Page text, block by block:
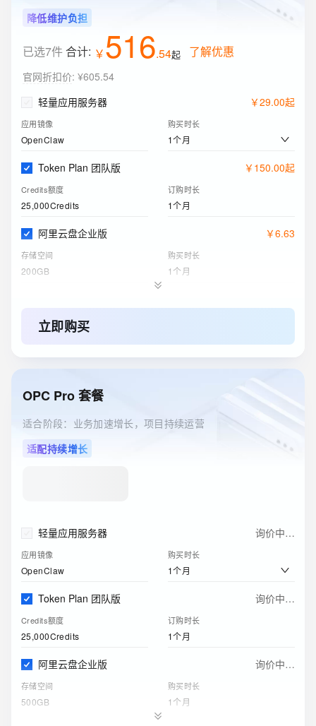
降低维护负担
已选7件合计: ￥516.54起 了解优惠
官网折扣价: ¥605.54
轻量应用服务器
￥29.00起
应用镜像
OpenClaw
购买时长
1个月
Token Plan 团队版 ￥ 150.00起
Credits额度
25,000Credits
订购时长
1个月
阿里云盘企业版 ￥6.63
存储空间
200GB
购买时长
1个月
标准 - 本地冗余存储规格
2核4G
关系型数据库RDS(包月)
实例规格
免费版
立即购买
OPC Pro 套餐
适合阶段：业务加速增长，项目持续运营
适配持续增长
轻量应用服务器 询价中…
应用镜像
OpenClaw
购买时长
1个月
Token Plan 团队版 询价中…
Credits额度
25,000Credits
订购时长
1个月
阿里云盘企业版 询价中…
存储空间
500GB
购买时长
1个月